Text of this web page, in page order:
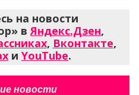
на новости
вЯндекс.Дзен,
, Вконтакте,
и YouTube.
новости